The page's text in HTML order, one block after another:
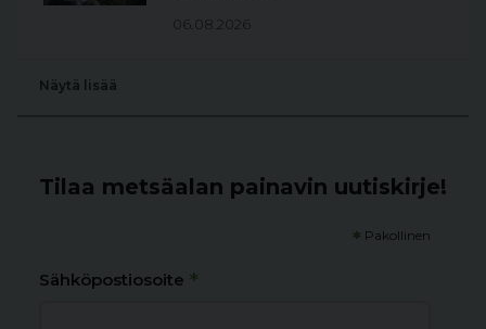
06.08.2026
Näytä lisää
Tilaa metsäalan painavin uutiskirje!
* Pakollinen
Sähköpostiosoite *